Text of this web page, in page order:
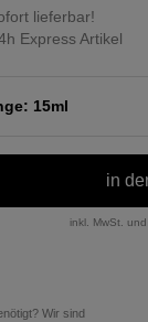
lieferbar!
Express Artikel
15ml
in
inkl. MwSt. und
Wir sind